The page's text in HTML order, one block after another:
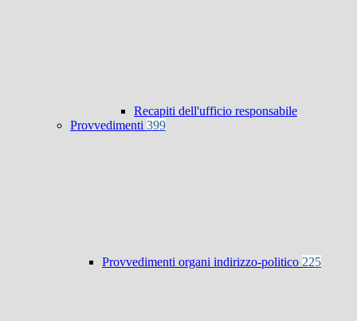
Recapiti dell'ufficio responsabile
Provvedimenti 399
Provvedimenti organi indirizzo-politico 225